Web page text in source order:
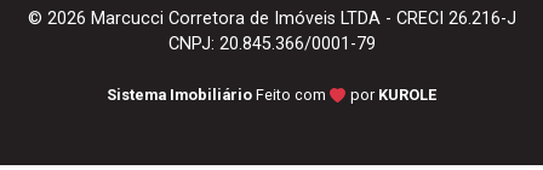
© 2026 Marcucci Corretora de Imóveis LTDA - CRECI 26.216-J
CNPJ: 20.845.366/0001-79
Sistema Imobiliário Feito com por KUROLE